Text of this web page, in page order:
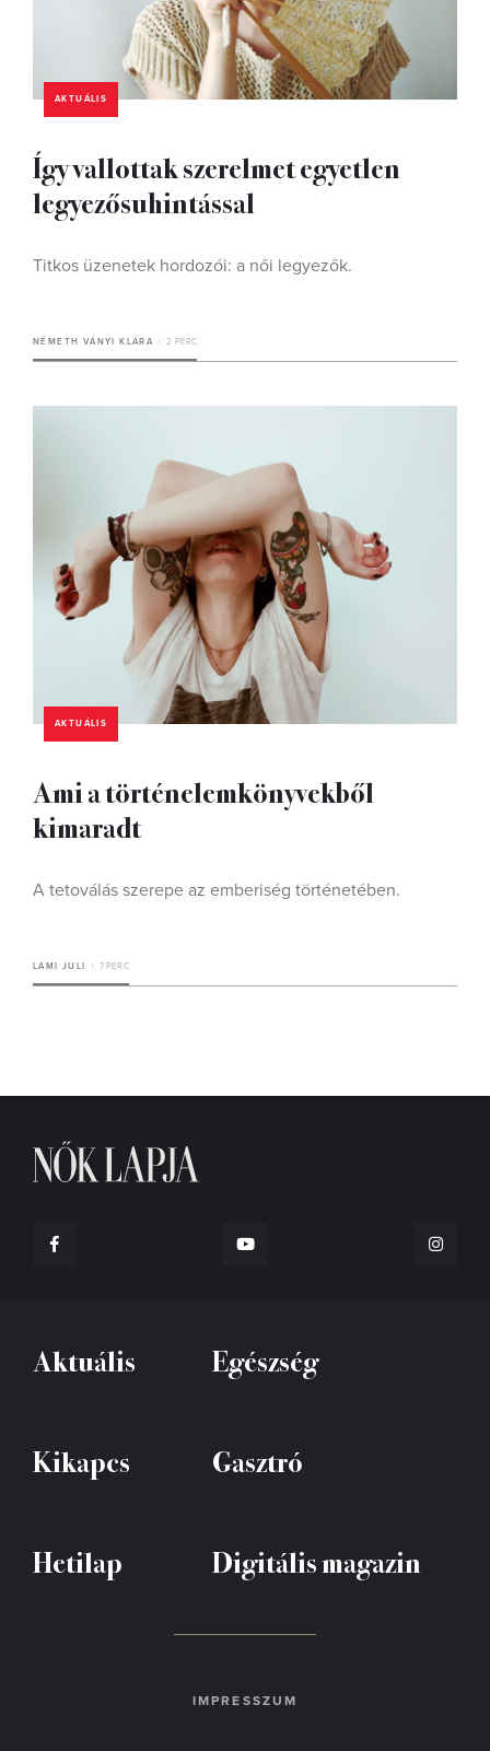
AKTUÁLIS
Így vallottak szerelmet egyetlen
legyezősuhintással
Titkos üzenetek hordozói: a női legyezők.
NÉMETH VÁNYI KLÁRA 2 PERC
AKTUÁLIS
Ami a történelemkönyvekből
kimaradt
A tetoválás szerepe az emberiség történetében.
LAMI JULI 7 PERC
Aktuális Egészség
Kikapcs Gasztró
Hetilap Digitális magazin
IMPRESSZUM